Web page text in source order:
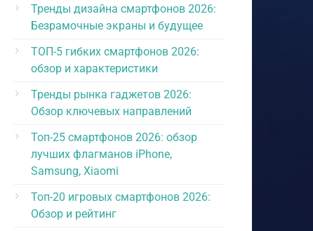
Тренды дизайна смартфонов 2026:
Безрамочные экраны и будущее
ТОП-5 гибких смартфонов 2026:
обзор и характеристики
Тренды рынка гаджетов 2026:
Обзор ключевых направлений
Топ-25 смартфонов 2026: обзор
лучших флагманов iPhone,
Samsung, Xiaomi
Топ-20 игровых смартфонов 2026:
Обзор и рейтинг